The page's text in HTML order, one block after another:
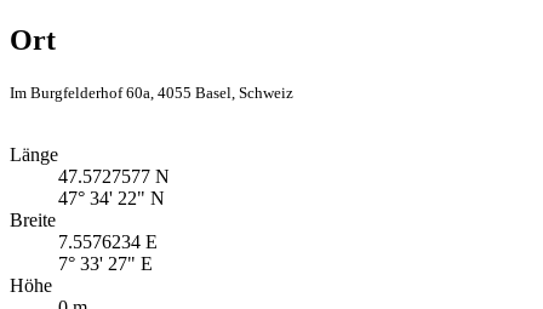
Ort
Im Burgfelderhof 60a, 4055 Basel, Schweiz
Länge
47.5727577 N
47° 34' 22" N
Breite
7.5576234 E
7° 33' 27" E
Höhe